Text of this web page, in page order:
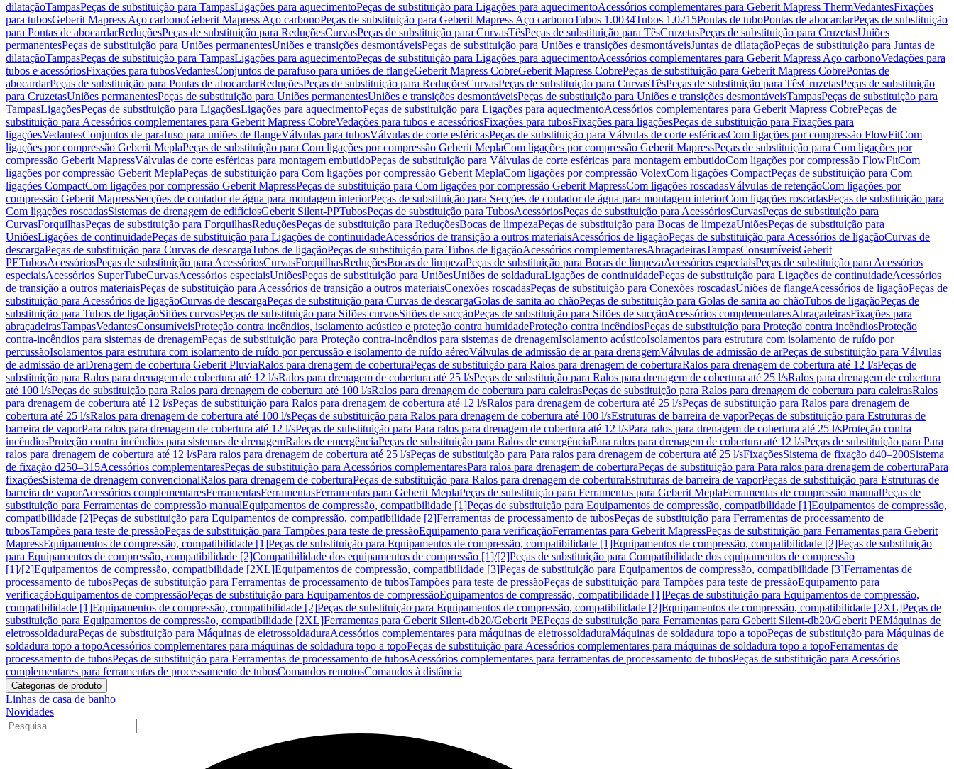
dilataçãoTampasPeças de substituição para TampasLigações para aquecimentoPeças de substituição para Ligações para aquecimentoAcessórios complementares para Geberit Mapress ThermVedantesFixações
para tubosGeberit Mapress Aço carbonoGeberit Mapress Aço carbonoPeças de substituição para Geberit Mapress Aço carbonoTubos 1.0034Tubos 1.0215Pontas de tuboPontas de abocardarPeças de substituição
para Pontas de abocardarReduçõesPeças de substituição para ReduçõesCurvasPeças de substituição para CurvasTêsPeças de substituição para TêsCruzetasPeças de substituição para CruzetasUniões
permanentesPeças de substituição para Uniões permanentesUniões e transições desmontáveisPeças de substituição para Uniões e transições desmontáveisJuntas de dilataçãoPeças de substituição para Juntas de
dilataçãoTampasPeças de substituição para TampasLigações para aquecimentoPeças de substituição para Ligações para aquecimentoAcessórios complementares para Geberit Mapress Aço carbonoVedações para
tubos e acessóriosFixações para tubosVedantesConjuntos de parafuso para uniões de flangeGeberit Mapress CobreGeberit Mapress CobrePeças de substituição para Geberit Mapress CobrePontas de
abocardarPeças de substituição para Pontas de abocardarReduçõesPeças de substituição para ReduçõesCurvasPeças de substituição para CurvasTêsPeças de substituição para TêsCruzetasPeças de substituição
para CruzetasUniões permanentesPeças de substituição para Uniões permanentesUniões e transições desmontáveisPeças de substituição para Uniões e transições desmontáveisTampasPeças de substituição para
TampasLigaçõesPeças de substituição para LigaçõesLigações para aquecimentoPeças de substituição para Ligações para aquecimentoAcessórios complementares para Geberit Mapress CobrePeças de
substituição para Acessórios complementares para Geberit Mapress CobreVedações para tubos e acessóriosFixações para tubosFixações para ligaçõesPeças de substituição para Fixações para
ligaçõesVedantesConjuntos de parafuso para uniões de flangeVálvulas para tubosVálvulas de corte esféricasPeças de substituição para Válvulas de corte esféricasCom ligações por compressão FlowFitCom
ligações por compressão Geberit MeplaPeças de substituição para Com ligações por compressão Geberit MeplaCom ligações por compressão Geberit MapressPeças de substituição para Com ligações por
compressão Geberit MapressVálvulas de corte esféricas para montagem embutidoPeças de substituição para Válvulas de corte esféricas para montagem embutidoCom ligações por compressão FlowFitCom
ligações por compressão Geberit MeplaPeças de substituição para Com ligações por compressão Geberit MeplaCom ligações por compressão VolexCom ligações CompactPeças de substituição para Com
ligações CompactCom ligações por compressão Geberit MapressPeças de substituição para Com ligações por compressão Geberit MapressCom ligações roscadasVálvulas de retençãoCom ligações por
compressão Geberit MapressSecções de contador de água para montagem interiorPeças de substituição para Secções de contador de água para montagem interiorCom ligações roscadasPeças de substituição para
Com ligações roscadasSistemas de drenagem de edifíciosGeberit Silent-PPTubosPeças de substituição para TubosAcessóriosPeças de substituição para AcessóriosCurvasPeças de substituição para
CurvasForquilhasPeças de substituição para ForquilhasReduçõesPeças de substituição para ReduçõesBocas de limpezaPeças de substituição para Bocas de limpezaUniõesPeças de substituição para
UniõesLigações de continuidadePeças de substituição para Ligações de continuidadeAcessórios de transição a outros materiaisAcessórios de ligaçãoPeças de substituição para Acessórios de ligaçãoCurvas de
descargaPeças de substituição para Curvas de descargaTubos de ligaçãoPeças de substituição para Tubos de ligaçãoAcessórios complementaresAbraçadeirasTampasConsumíveisGeberit
PETubosAcessóriosPeças de substituição para AcessóriosCurvasForquilhasReduçõesBocas de limpezaPeças de substituição para Bocas de limpezaAcessórios especiaisPeças de substituição para Acessórios
especiaisAcessórios SuperTubeCurvasAcessórios especiaisUniõesPeças de substituição para UniõesUniões de soldaduraLigações de continuidadePeças de substituição para Ligações de continuidadeAcessórios
de transição a outros materiaisPeças de substituição para Acessórios de transição a outros materiaisConexões roscadasPeças de substituição para Conexões roscadasUniões de flangeAcessórios de ligaçãoPeças de
substituição para Acessórios de ligaçãoCurvas de descargaPeças de substituição para Curvas de descargaGolas de sanita ao chãoPeças de substituição para Golas de sanita ao chãoTubos de ligaçãoPeças de
substituição para Tubos de ligaçãoSifões curvosPeças de substituição para Sifões curvosSifões de sucçãoPeças de substituição para Sifões de sucçãoAcessórios complementaresAbraçadeirasFixações para
abraçadeirasTampasVedantesConsumíveisProteção contra incêndios, isolamento acústico e proteção contra humidadeProteção contra incêndiosPeças de substituição para Proteção contra incêndiosProteção
contra-incêndios para sistemas de drenagemPeças de substituição para Proteção contra-incêndios para sistemas de drenagemIsolamento acústicoIsolamentos para estrutura com isolamento de ruído por
percussãoIsolamentos para estrutura com isolamento de ruído por percussão e isolamento de ruído aéreoVálvulas de admissão de ar para drenagemVálvulas de admissão de arPeças de substituição para Válvulas
de admissão de arDrenagem de cobertura Geberit PluviaRalos para drenagem de coberturaPeças de substituição para Ralos para drenagem de coberturaRalos para drenagem de cobertura até 12 l/sPeças de
substituição para Ralos para drenagem de cobertura até 12 l/sRalos para drenagem de cobertura até 25 l/sPeças de substituição para Ralos para drenagem de cobertura até 25 l/sRalos para drenagem de cobertura
até 100 l/sPeças de substituição para Ralos para drenagem de cobertura até 100 l/sRalos para drenagem de cobertura para caleirasPeças de substituição para Ralos para drenagem de cobertura para caleirasRalos
para drenagem de cobertura até 12 l/sPeças de substituição para Ralos para drenagem de cobertura até 12 l/sRalos para drenagem de cobertura até 25 l/sPeças de substituição para Ralos para drenagem de
cobertura até 25 l/sRalos para drenagem de cobertura até 100 l/sPeças de substituição para Ralos para drenagem de cobertura até 100 l/sEstruturas de barreira de vaporPeças de substituição para Estruturas de
barreira de vaporPara ralos para drenagem de cobertura até 12 l/sPeças de substituição para Para ralos para drenagem de cobertura até 12 l/sPara ralos para drenagem de cobertura até 25 l/sProteção contra
incêndiosProteção contra incêndios para sistemas de drenagemRalos de emergênciaPeças de substituição para Ralos de emergênciaPara ralos para drenagem de cobertura até 12 l/sPeças de substituição para Para
ralos para drenagem de cobertura até 12 l/sPara ralos para drenagem de cobertura até 25 l/sPeças de substituição para Para ralos para drenagem de cobertura até 25 l/sFixaçõesSistema de fixação d40–200Sistema
de fixação d250–315Acessórios complementaresPeças de substituição para Acessórios complementaresPara ralos para drenagem de coberturaPeças de substituição para Para ralos para drenagem de coberturaPara
fixaçõesSistema de drenagem convencionalRalos para drenagem de coberturaPeças de substituição para Ralos para drenagem de coberturaEstruturas de barreira de vaporPeças de substituição para Estruturas de
barreira de vaporAcessórios complementaresFerramentasFerramentasFerramentas para Geberit MeplaPeças de substituição para Ferramentas para Geberit MeplaFerramentas de compressão manualPeças de
substituição para Ferramentas de compressão manualEquipamentos de compressão, compatibilidade [1]Peças de substituição para Equipamentos de compressão, compatibilidade [1]Equipamentos de compressão,
compatibilidade [2]Peças de substituição para Equipamentos de compressão, compatibilidade [2]Ferramentas de processamento de tubosPeças de substituição para Ferramentas de processamento de
tubosTampões para teste de pressãoPeças de substituição para Tampões para teste de pressãoEquipamento para verificaçãoFerramentas para Geberit MapressPeças de substituição para Ferramentas para Geberit
MapressEquipamentos de compressão, compatibilidade [1]Peças de substituição para Equipamentos de compressão, compatibilidade [1]Equipamentos de compressão, compatibilidade [2]Peças de substituição
para Equipamentos de compressão, compatibilidade [2]Compatibilidade dos equipamentos de compressão [1]/[2]Peças de substituição para Compatibilidade dos equipamentos de compressão
[1]/[2]Equipamentos de compressão, compatibilidade [2XL]Equipamentos de compressão, compatibilidade [3]Peças de substituição para Equipamentos de compressão, compatibilidade [3]Ferramentas de
processamento de tubosPeças de substituição para Ferramentas de processamento de tubosTampões para teste de pressãoPeças de substituição para Tampões para teste de pressãoEquipamento para
verificaçãoEquipamentos de compressãoPeças de substituição para Equipamentos de compressãoEquipamentos de compressão, compatibilidade [1]Peças de substituição para Equipamentos de compressão,
compatibilidade [1]Equipamentos de compressão, compatibilidade [2]Peças de substituição para Equipamentos de compressão, compatibilidade [2]Equipamentos de compressão, compatibilidade [2XL]Peças de
substituição para Equipamentos de compressão, compatibilidade [2XL]Ferramentas para Geberit Silent-db20/Geberit PEPeças de substituição para Ferramentas para Geberit Silent-db20/Geberit PEMáquinas de
eletrossoldaduraPeças de substituição para Máquinas de eletrossoldaduraAcessórios complementares para máquinas de eletrossoldaduraMáquinas de soldadura topo a topoPeças de substituição para Máquinas de
soldadura topo a topoAcessórios complementares para máquinas de soldadura topo a topoPeças de substituição para Acessórios complementares para máquinas de soldadura topo a topoFerramentas de
processamento de tubosPeças de substituição para Ferramentas de processamento de tubosAcessórios complementares para ferramentas de processamento de tubosPeças de substituição para Acessórios
complementares para ferramentas de processamento de tubosComandos remotosComandos à distância
Categorias de produto
Linhas de casa de banho
Novidades